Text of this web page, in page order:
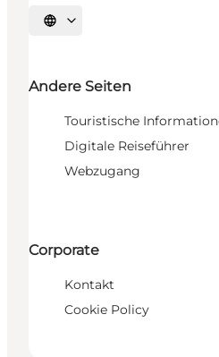
Sprache auswählen
Andere Seiten
Touristische
Digitale Reiseführer
Webzugang
Corporate
Kontakt
Cookie Policy